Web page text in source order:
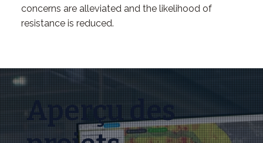
Aperçu des
concerns are alleviated and the likelihood of
resistance is reduced.